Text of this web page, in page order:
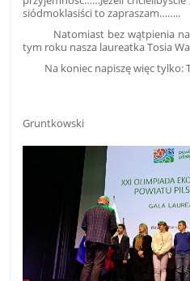
siódmoklasiści to zapraszam……..
Natomiast bez wątpienia na
tym roku nasza laureatka Tosia
Na koniec napiszę więc tylko:
Gruntkowski